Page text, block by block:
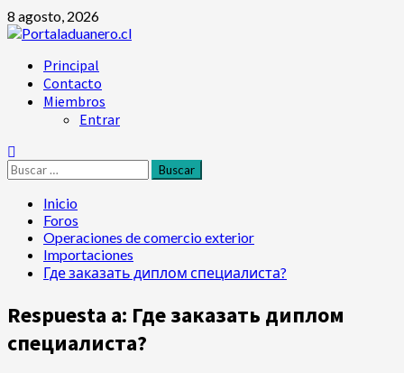
Saltar
al
8 agosto, 2026
Menú
principal
Principal
Contacto
Miembros
Entrar
Buscar:
Inicio
Foros
Operaciones de comercio exterior
Importaciones
Где заказать диплом специалиста?
Respuesta a: Где заказать диплом
специалиста?